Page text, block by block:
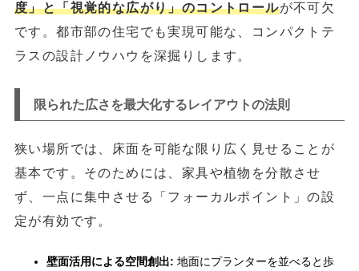
度」と「視覚的な広がり」のコントロールが不可欠
です。都市部の住宅でも実現可能な、コンパクトテ
ラスの設計ノウハウを深掘りします。
限られた広さを最大化するレイアウトの法則
狭い場所では、床面を可能な限り広く見せることが
基本です。そのためには、家具や植物を分散させ
ず、一点に集中させる「フォーカルポイント」の設
定が有効です。
壁面活用による空間創出: 地面にプランターを並べると歩